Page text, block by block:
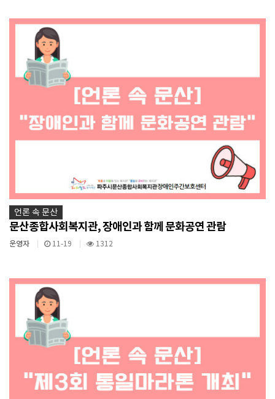
언론 속 문산
문산종합사회복지관, 장애인과 함께 문화공연 관람
운영자 11-19 1312